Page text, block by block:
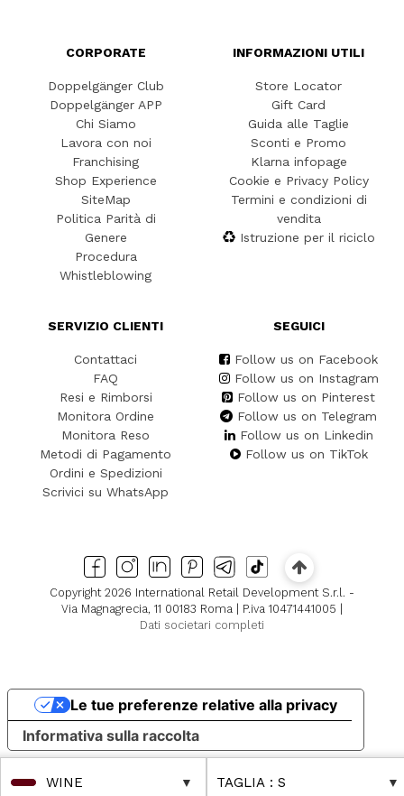
WINE TAGLIA : S
CORPORATE
Doppelgänger Club
Doppelgänger APP
Chi Siamo
Lavora con noi
Franchising
Shop Experience
SiteMap
Politica Parità di
Genere
Procedura
Whistleblowing
INFORMAZIONI UTILI
Store Locator
Gift Card
Guida alle Taglie
Sconti e Promo
Klarna infopage
Cookie e Privacy Policy
Termini e condizioni di
vendita
Istruzione per il riciclo
SERVIZIO CLIENTI
Contattaci
FAQ
Resi e Rimborsi
Monitora Ordine
Monitora Reso
Metodi di Pagamento
Ordini e Spedizioni
Scrivici su WhatsApp
SEGUICI
Follow us on Facebook
Follow us on Instagram
Follow us on Pinterest
Follow us on Telegram
Follow us on Linkedin
Follow us on TikTok
Copyright 2026 International Retail Development S.r.l. -
Via Magnagrecia, 11 00183 Roma | P.iva 10471441005 |
Dati societari completi
Informativa sulla raccolta
Le tue preferenze relative alla privacy